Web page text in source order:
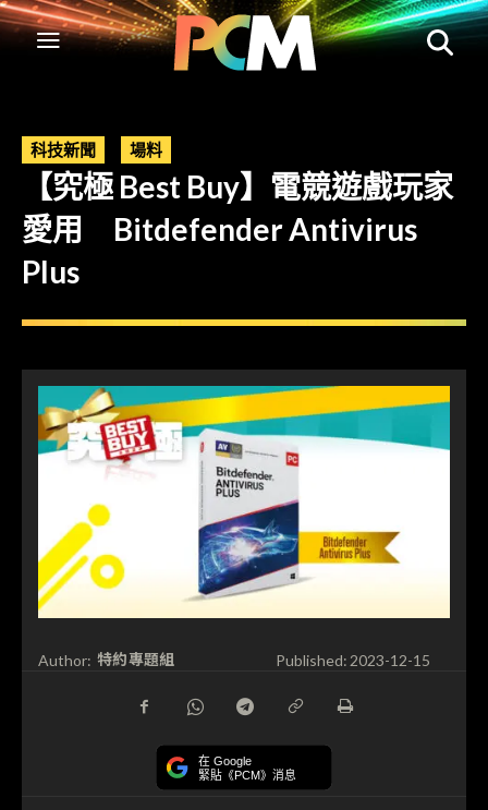
科技新聞 場料
【究極 Best Buy】電競遊戲玩家
愛用 Bitdefender Antivirus
Plus
Author: 特約專題組 Published: 2023-12-15
在 Google
緊貼《PCM》消息